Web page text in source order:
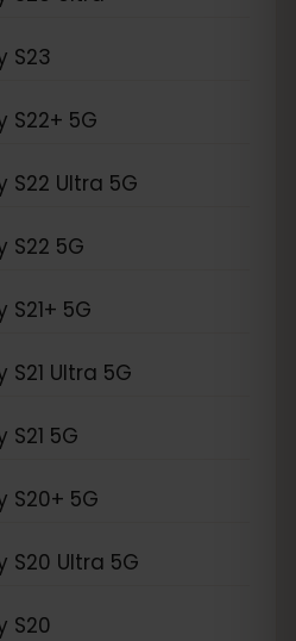
S23
S22+ 5G
S22 Ultra 5G
S22 5G
5G
Ultra 5G
5G
S20+ 5G
S20 Ultra 5G
S20